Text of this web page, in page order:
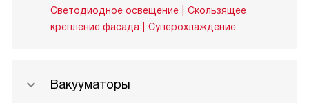
Светодиодное освещение
Скользящее
крепление фасада
Суперохлаждение
Вакууматоры